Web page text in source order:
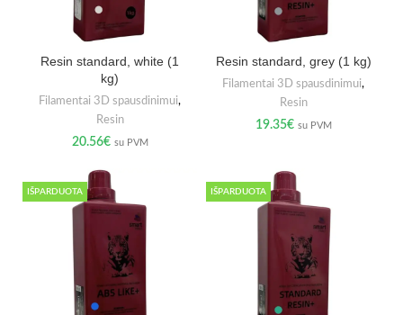
Resin standard, white (1
kg)
Filamentai 3D spausdinimui,
Resin
20.56€ su PVM
Resin standard, grey (1 kg)
Filamentai 3D spausdinimui,
Resin
19.35€ su PVM
IŠPARDUOTA IŠPARDUOTA